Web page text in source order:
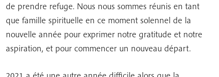
de prendre refuge. Nous nous sommes réunis en tant
que famille spirituelle en ce moment solennel de la
nouvelle année pour exprimer notre gratitude et notre
aspiration, et pour commencer un nouveau départ.